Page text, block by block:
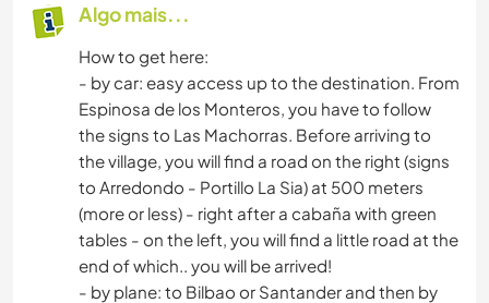
Algo mais...
How to get here:
- by car: easy access up to the destination. From
Espinosa de los Monteros, you have to follow
the signs to Las Machorras. Before arriving to
the village, you will find a road on the right (signs
to Arredondo - Portillo La Sia) at 500 meters
(more or less) - right after a cabaña with green
tables - on the left, you will find a little road at the
end of which.. you will be arrived!
- by plane: to Bilbao or Santander and then by